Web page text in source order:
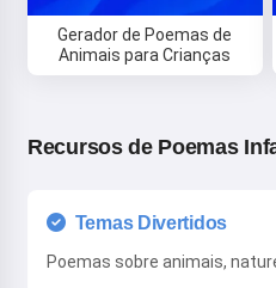
Gerador de Poemas de
Animais para Crianças
Recursos de Poemas
Temas Divertidos
Poemas sobre animais,
Ao começar a usar o
Serviço, Política de